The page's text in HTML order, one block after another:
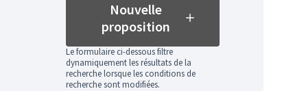
Nouvelle
proposition
Le formulaire ci-dessous filtre
dynamiquement les résultats de la
recherche lorsque les conditions de
recherche sont modifiées.